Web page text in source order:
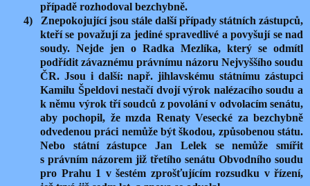
případě rozhodoval bezchybně.
4)
Znepokojující jsou stále další případy státních zástupců,
kteří se považují za jediné spravedlivé a povyšují se nad
soudy. Nejde jen o Radka Mezlíka, který se odmítl
podřídit závaznému právnímu názoru Nejvyššího soudu
ČR. Jsou i další: např. jihlavskému státnímu zástupci
Kamilu Špeldovi nestačí dvojí výrok nalézacího soudu a
k němu výrok tří soudců z povolání v odvolacím senátu,
aby pochopil, že mzda Renaty Vesecké za bezchybně
odvedenou práci nemůže být škodou, způsobenou státu.
Nebo státní zástupce Jan Lelek se nemůže smířit
s právním názorem již třetího senátu Obvodního soudu
pro Prahu 1 v šestém zprošťujícím rozsudku v řízení,